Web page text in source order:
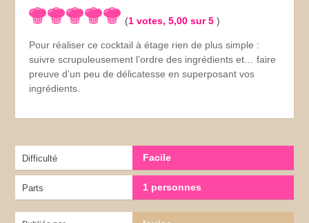
(1 votes,5,00 sur 5)
Pour réaliser ce cocktail à étage rien de plus simple :
suivre scrupuleusement l’ordre des ingrédients et… faire
preuve d’un peu de délicatesse en superposant vos
ingrédients.
Difficulté Facile
Parts 1 personnes